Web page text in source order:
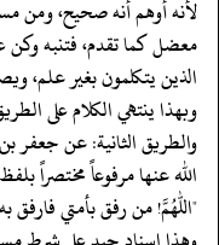
لأنه أوهم أنه صحيح، ومن
معضل كما تقدم، فتنبه وكن
الذين يتكلمون بغير علم،
‏‏‏‏وبهذا ينتهي الكلام على
‏‏‏‏والطريق الثانية: عن جعفر
الله عنها مرفوعاً مختصراً
‏‏‏‏"اللهم! من رفق بأمتي